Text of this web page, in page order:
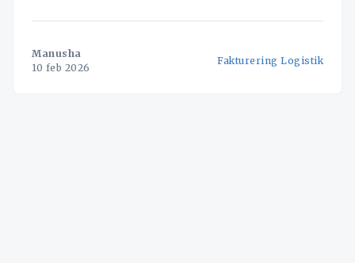
avstämning mot transportdokument och
Manusha
10 feb 2026
Fakturering Logistik